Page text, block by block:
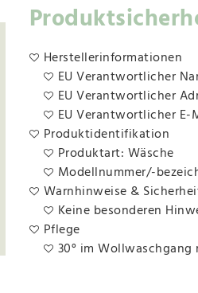
Herstellerinformationen
EU Verantwortlicher
EU Verantwortlicher
EU Verantwortlicher
Produktidentifikation
Produktart: Wäsche
Modellnummer/-
Warnhinweise &
Keine besonderen
Pflege
30° im